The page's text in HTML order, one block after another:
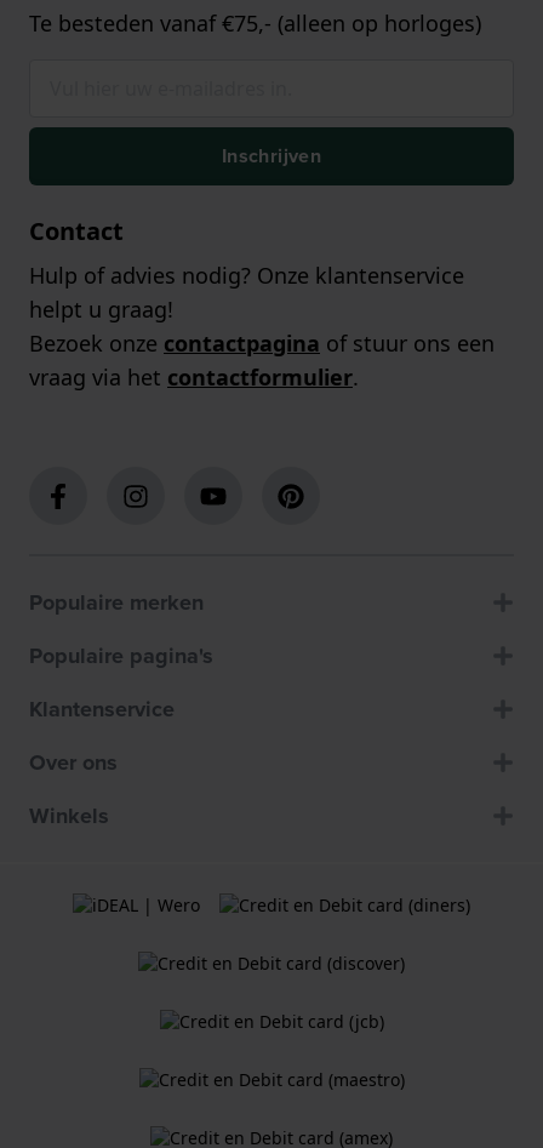
Te besteden vanaf €75,- (alleen op horloges)
Inschrijven
Contact
Hulp of advies nodig? Onze klantenservice
helpt u graag!
Bezoek onze contactpagina of stuur ons een
vraag via het contactformulier.
Populaire merken
Populaire pagina's
Klantenservice
Over ons
Winkels